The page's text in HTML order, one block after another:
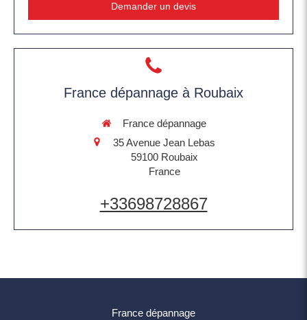
Demander un devis
France dépannage à Roubaix
France dépannage
35 Avenue Jean Lebas
59100 Roubaix
France
+33698728867
France dépannage